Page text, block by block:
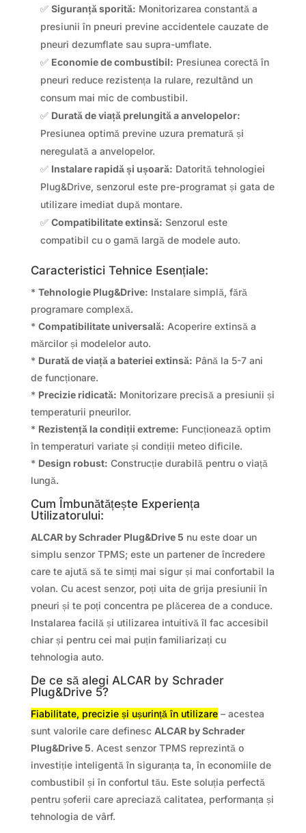
✅ Siguranță sporită: Monitorizarea constantă a
presiunii în pneuri previne accidentele cauzate de
pneuri dezumflate sau supra-umflate.
✅ Economie de combustibil: Presiunea corectă în
pneuri reduce rezistența la rulare, rezultând un
consum mai mic de combustibil.
✅ Durată de viață prelungită a anvelopelor:
Presiunea optimă previne uzura prematură și
neregulată a anvelopelor.
✅ Instalare rapidă și ușoară: Datorită tehnologiei
Plug&Drive, senzorul este pre-programat și gata de
utilizare imediat după montare.
✅ Compatibilitate extinsă: Senzorul este
compatibil cu o gamă largă de modele auto.
Caracteristici Tehnice Esențiale:
* Tehnologie Plug&Drive: Instalare simplă, fără
programare complexă.
* Compatibilitate universală: Acoperire extinsă a
mărcilor și modelelor auto.
* Durată de viață a bateriei extinsă: Până la 5-7 ani
de funcționare.
* Precizie ridicată: Monitorizare precisă a presiunii și
temperaturii pneurilor.
* Rezistență la condiții extreme: Funcționează optim
în temperaturi variate și condiții meteo dificile.
* Design robust: Construcție durabilă pentru o viață
lungă.
Cum Îmbunătățește Experiența
Utilizatorului:
ALCAR by Schrader Plug&Drive 5 nu este doar un
simplu senzor TPMS; este un partener de încredere
care te ajută să te simți mai sigur și mai confortabil la
volan. Cu acest senzor, poți uita de grija presiunii în
pneuri și te poți concentra pe plăcerea de a conduce.
Instalarea facilă și utilizarea intuitivă îl fac accesibil
chiar și pentru cei mai puțin familiarizați cu
tehnologia auto.
De ce să alegi ALCAR by Schrader
Plug&Drive 5?
Fiabilitate, precizie și ușurință în utilizare– acestea
sunt valorile care definesc ALCAR by Schrader
Plug&Drive 5. Acest senzor TPMS reprezintă o
investiție inteligentă în siguranța ta, în economiile de
combustibil și în confortul tău. Este soluția perfectă
pentru șoferii care apreciază calitatea, performanța și
tehnologia de vârf.